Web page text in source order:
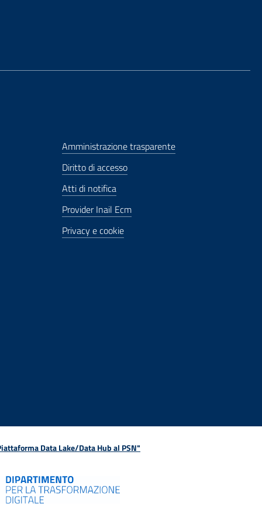
Amministrazione trasparente
Diritto di accesso
Atti di notifica
Provider Inail Ecm
Privacy e cookie
Data Lake/Data Hub al PSN"